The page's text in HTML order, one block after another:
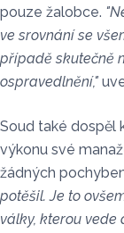
pouze žalobce.
ve srovnání se
případě skutečně
ospravedlnění,"
Soud také dospěl
výkonu své
žádných
potěšil. Je to
války, kterou vede